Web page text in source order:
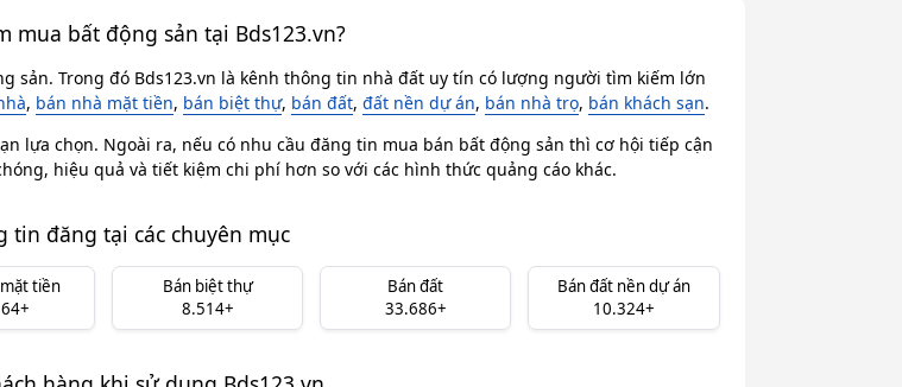
mua bất động sản tại Bds123.vn?
sản. Trong đó Bds123.vn là kênh thông tin nhà đất uy tín có lượng người tìm kiếm lớn
, bán nhà mặt tiền, bán biệt thự, bán đất, đất nền dự án, bán nhà trọ, bán khách sạn.
lựa chọn. Ngoài ra, nếu có nhu cầu đăng tin mua bán bất động sản thì cơ hội tiếp cận
hiệu quả và tiết kiệm chi phí hơn so với các hình thức quảng cáo khác.
tin đăng tại các chuyên mục
tiền
Bán biệt thự
8.514+
Bán đất
33.686+
Bán đất nền dự án
10.324+